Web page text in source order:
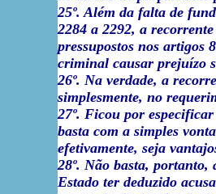
25º. Além da falta de
2284 a 2292, a
pressupostos nos artigos
criminal causar prejuízo
26º. Na verdade, a
simplesmente, no
27º. Ficou por
basta com a simples
efetivamente, seja
28º. Não basta,
Estado ter deduzido